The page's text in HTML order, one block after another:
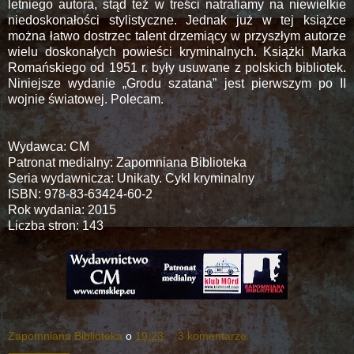
letniego autora, stąd też w treści natrafiamy na niewielkie
niedoskonałości stylistyczne. Jednak już w tej książce
można łatwo dostrzec talent drzemiący w przyszłym autorze
wielu doskonałych powieści kryminalnych. Książki Marka
Romańskiego od 1951 r. były usuwane z polskich bibliotek.
Niniejsze wydanie „Grodu szatana” jest pierwszym po II
wojnie światowej. Polecam.
Wydawca: CM
Patronat medialny: Zapomniana Biblioteka
Seria wydawnicza: Unikaty. Cykl kryminalny
ISBN: 978-83-63424-60-2
Rok wydania: 2015
Liczba stron: 143
Zapomniana Biblioteka o 19:23 3 komentarze: